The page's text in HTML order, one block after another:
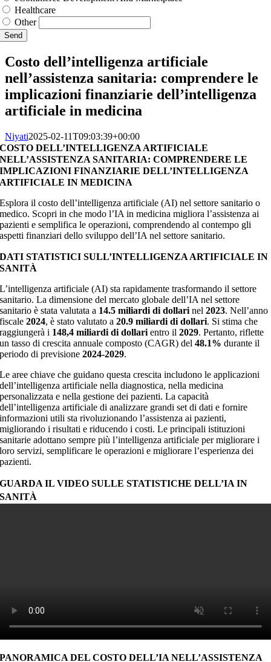
Healthcare
Other
Send
Costo dell’intelligenza artificiale
nell’assistenza sanitaria: comprendere le
implicazioni finanziarie dell’intelligenza
artificiale in medicina
Niyati2025-02-11T09:03:39+00:00
COSTO DELL’INTELLIGENZA ARTIFICIALE
NELL’ASSISTENZA SANITARIA: COMPRENDERE LE
IMPLICAZIONI FINANZIARIE DELL’INTELLIGENZA
ARTIFICIALE IN MEDICINA
Esplora il costo dell’intelligenza artificiale (AI) nel settore sanitario o
medico. Scopri in che modo l’IA in medicina migliora l’assistenza ai
pazienti e semplifica le operazioni, comprendendo al contempo gli
aspetti finanziari dello sviluppo dell’IA nel settore sanitario.
DATI STATISTICI SULL’INTELLIGENZA ARTIFICIALE IN
SANITÀ
L’intelligenza artificiale (AI) sta rapidamente trasformando il settore
sanitario. La dimensione del mercato globale dell’IA nel settore
sanitario è stata valutata a 14.5 miliardi di dollari nel2023. Nell’anno
fiscale2024, è stato valutato a20.9 miliardi di dollari. Si stima che
raggiungerà i 148,4 miliardi di dollari entro il2029. Pertanto, riflette
un tasso di crescita annuale composto (CAGR) del48.1% durante il
periodo di previsione2024-2029.
Le aree chiave che guidano questa crescita includono le applicazioni
dell’intelligenza artificiale nella diagnostica, nella medicina
personalizzata e nella gestione dei pazienti. La capacità
dell’intelligenza artificiale di analizzare grandi set di dati e fornire
informazioni utili sta rivoluzionando l’assistenza ai pazienti,
migliorando i risultati e riducendo i costi. Le principali istituzioni
sanitarie adottano sempre più l’intelligenza artificiale per migliorare i
loro servizi, semplificare le operazioni e migliorare l’esperienza dei
pazienti.
GUARDA IL VIDEO SULLE STATISTICHE DELL’IA IN
SANITÀ
PANORAMICA DEL COSTO DELL’IA NELL’ASSISTENZA